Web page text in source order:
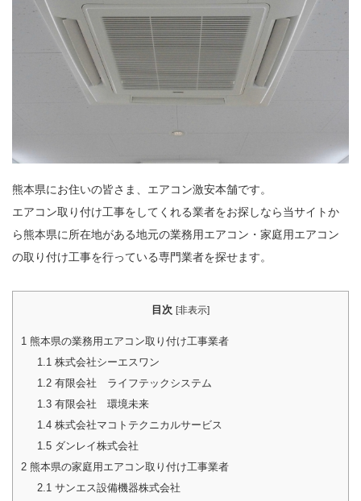
熊本県にお住いの皆さま、エアコン激安本舗です。
エアコン取り付け工事をしてくれる業者をお探しなら当サイトか
ら熊本県に所在地がある地元の業務用エアコン・家庭用エアコン
の取り付け工事を行っている専門業者を探せます。
目次 [非表示]
1 熊本県の業務用エアコン取り付け工事業者
1.1 株式会社シーエスワン
1.2有限会社 ライフテックシステム
1.3有限会社 環境未来
1.4株式会社マコトテクニカルサービス
1.5ダンレイ株式会社
2 熊本県の家庭用エアコン取り付け工事業者
2.1 サンエス設備機器株式会社